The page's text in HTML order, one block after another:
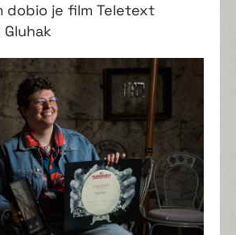
dobio je film Teletext